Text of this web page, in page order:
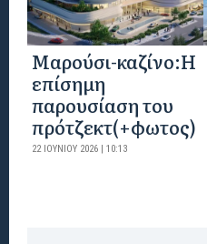
Mαρούσι-καζίνο:H
επίσημη
παρουσίαση του
πρότζεκτ(+φωτος)
22 ΙΟΥΝΊΟΥ 2026 | 10:13